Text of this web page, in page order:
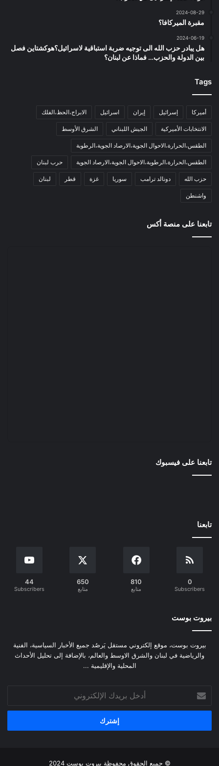
2024-08-29
مقبرة الميركافا؟
2024-06-19
هل يبادر حزب الله الى توجيه ضربة استباقية لاسرائيل؟هوكشتاين فصل
بين الدولة والحزب… فماذا عن لبنان؟
Tags
أميركا إسرائيل إيران اسرائيل الابراج،الحظ،الفلك
الانتخابات الأميركية الجيش اللبناني الشرق الأوسط
الطقس،الحرارة،الاحوال الجوية،الارصاد الجوية،الرطوبة
الطقس،الحرارة،الرطوبة،الاحوال الجوية،الارصاد الجوية حرب لبنان
حزب الله دونالد ترامب سوريا غزة قطر لبنان
واشنطن
تابعنا على منصة أكس
تابعنا على فيسبوك
تابعنا
0
Subscribers
810
متابع
650
متابع
44
Subscribers
بيروت بوست
بيروت بوست، موقع إلكتروني مستقل يَرصُد جميع الأخبار السياسية، الفنية
والرياضية في لبنان والشرق الاوسط والعالم، بالإضافة إلى تحليل الأحداث
المحلية والإقليمية ...
بريدك
الإلكتروني
© جميع الحقوق محفوظة بيروت بوست 2024